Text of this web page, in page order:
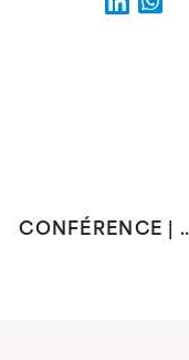
CONFÉRENCE |